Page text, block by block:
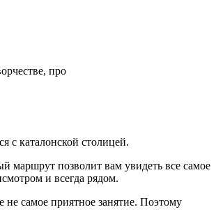
про
с каталонской столицей.
маршрут позволит вам увидеть все самое
и всегда рядом.
не самое приятное занятие. Поэтому